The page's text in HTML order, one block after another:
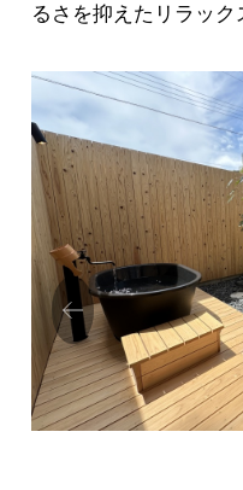
るさを抑えたリラック
Prev
ious